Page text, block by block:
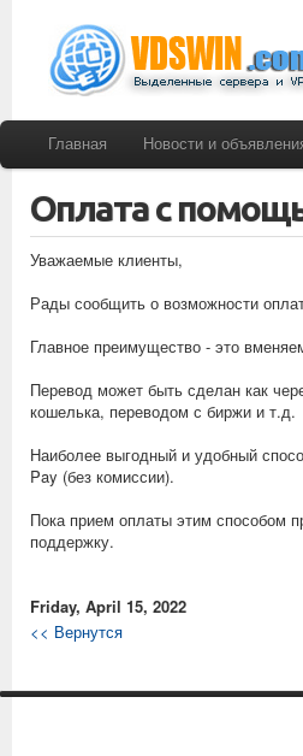
Главная Новости и
Оплата с
Уважаемые клиенты,
Рады сообщить о возможности
Главное преимущество - это
Перевод может быть сделан как
кошелька, переводом с биржи и т.д.
Наиболее выгодный и удобный
Pay (без комиссии).
Пока прием оплаты этим способом
поддержку.
Friday, April 15, 2022
<< Вернутся